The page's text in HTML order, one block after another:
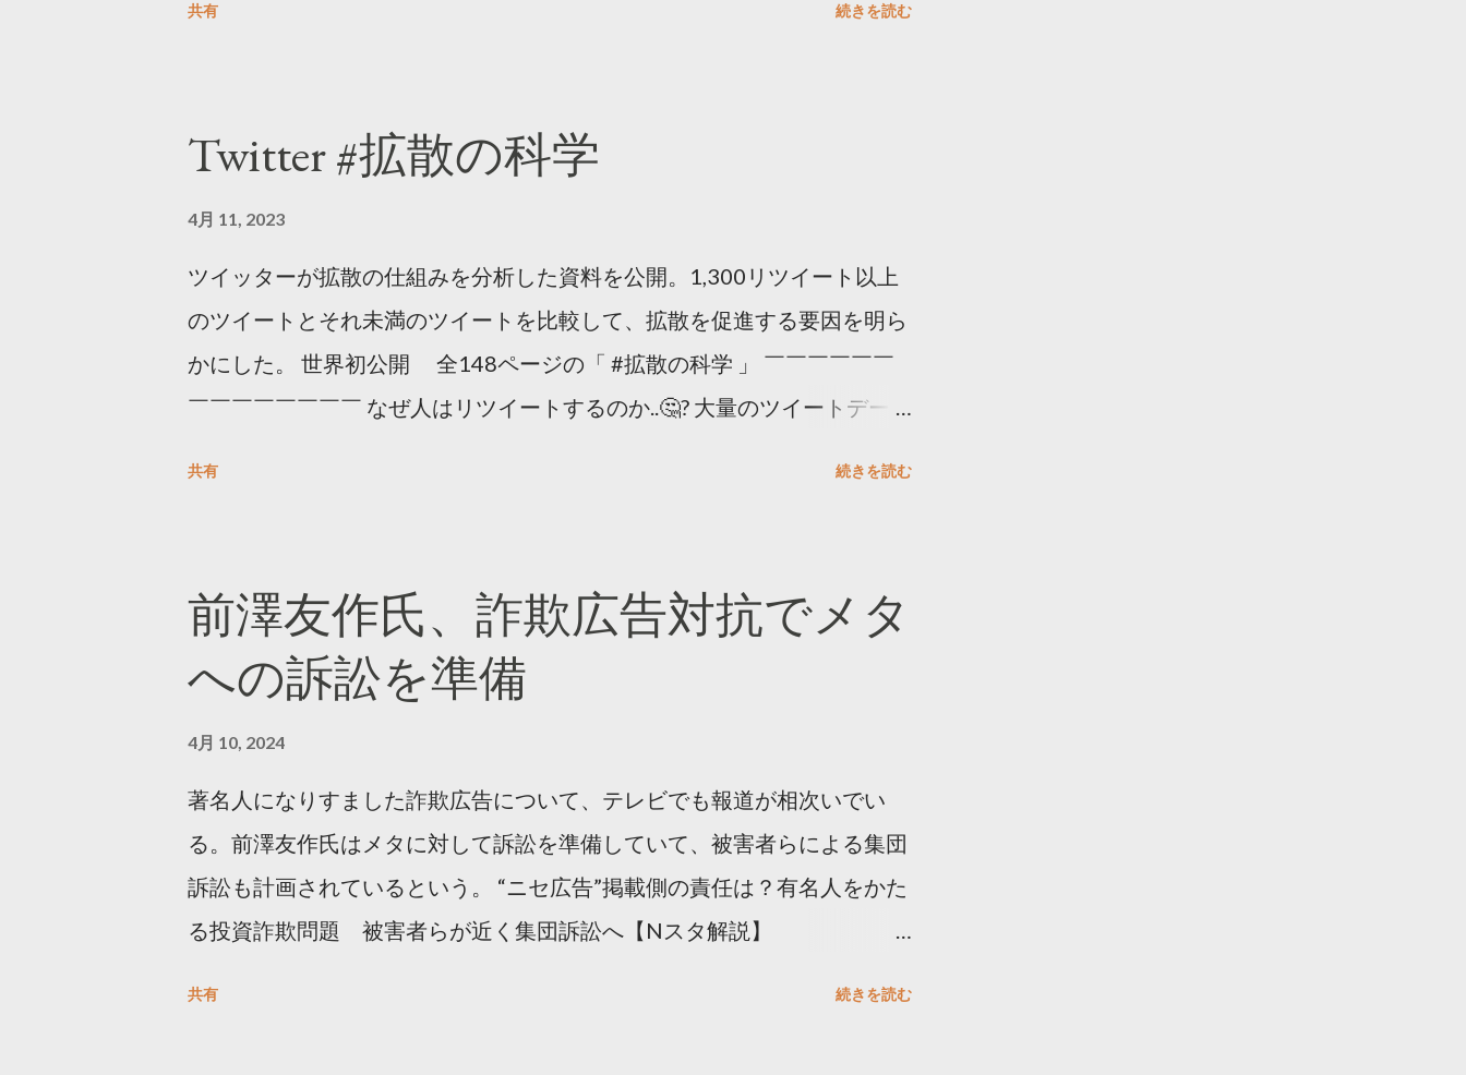
共有 続きを読む
Twitter #拡散の科学
4月 11, 2023
ツイッターが拡散の仕組みを分析した資料を公開。1,300リツイート以上
のツイートとそれ未満のツイートを比較して、拡散を促進する要因を明ら
かにした。 世界初公開 全148ページの「 #拡散の科学 」 ￣￣￣￣￣￣
￣￣￣￣￣￣￣￣ なぜ人はリツイートするのか..🤔? 大量のツイートデータ
https://marketing.twitter.com/ja/insights/kakusan
共有 続きを読む
前澤友作氏、詐欺広告対抗でメタ
への訴訟を準備
4月 10, 2024
著名人になりすました詐欺広告について、テレビでも報道が相次いでい
る。前澤友作氏はメタに対して訴訟を準備していて、被害者らによる集団
訴訟も計画されているという。 “ニセ広告”掲載側の責任は？有名人をかた
る投資詐欺問題 被害者らが近く集団訴訟へ【Nスタ解説】
共有 続きを読む